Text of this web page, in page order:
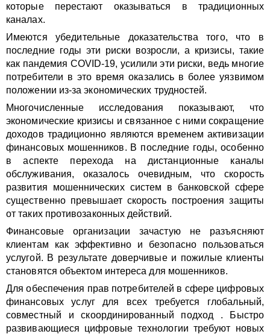
которые перестают оказываться в традиционных
каналах.
Имеются убедительные доказательства того, что в
последние годы эти риски возросли, а кризисы, такие
как пандемия COVID-19, усилили эти риски, ведь многие
потребители в это время оказались в более уязвимом
положении из-за экономических трудностей.
Многочисленные исследования показывают, что
экономические кризисы и связанное с ними сокращение
доходов традиционно являются временем активизации
финансовых мошенников. В последние годы, особенно
в аспекте перехода на дистанционные каналы
обслуживания, оказалось очевидным, что скорость
развития мошеннических систем в банковской сфере
существенно превышает скорость построения защиты
от таких противозаконных действий.
Финансовые организации зачастую не разъясняют
клиентам как эффективно и безопасно пользоваться
услугой. В результате доверчивые и пожилые клиенты
становятся объектом интереса для мошенников.
Для обеспечения прав потребителей в сфере цифровых
финансовых услуг для всех требуется глобальный,
совместный и скоординированный подход . Быстро
развивающиеся цифровые технологии требуют новых